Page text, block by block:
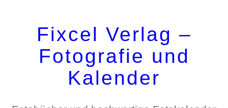
Fixcel Verlag –
Fotografie und
Kalender